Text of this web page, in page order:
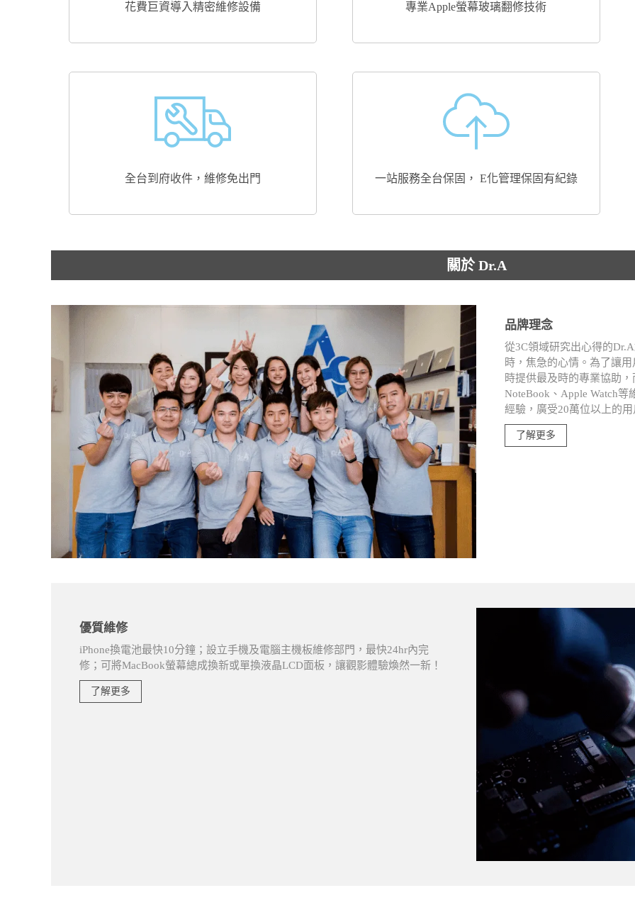
花費巨資導入精密維修設備 專業Apple螢幕玻璃翻修技術
全台到府收件，維修免出門 一站服務全台保固， E化管理保固有紀錄
關於 Dr.A
品牌理念
從3C領域研究出心得的
時，焦急的心情。為了讓
時提供最及時的專業協助，
NoteBook、Apple Watch
經驗，廣受20萬位以上的
了解更多
優質維修
iPhone換電池最快10分鐘；設立手機及電腦主機板維修部門，最快24hr內完
修；可將MacBook螢幕總成換新或單換液晶LCD面板，讓觀影體驗煥然一新！
了解更多